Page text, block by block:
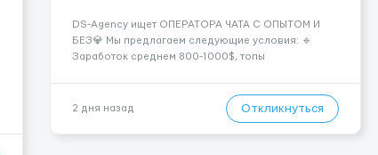
DS-Agency ищет ОПЕРАТОРА ЧАТА С ОПЫТОМ И
БЕЗ💎 Мы предлагаем следующие условия: 🔹
Заработок среднем 800-1000$, топы
Предоставляются графики на выбор - выберите
смены удобные для вашего расписания 🔹
Возможность карье...
2 дня назад Откликнуться